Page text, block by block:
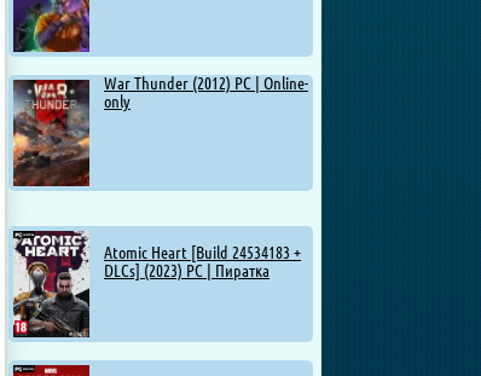
War Thunder (2012) PC | Online-
only
Atomic Heart [Build 24534183 +
DLCs] (2023) PC | Пиратка